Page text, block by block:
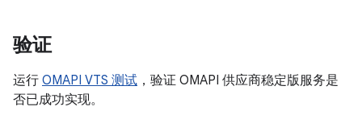
验证
运行 OMAPI VTS 测试 ，验证 OMAPI 供应商稳定版服务是
否已成功实现。